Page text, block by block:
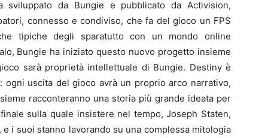
da Bungie e pubblicato da Activision,
connesso e condiviso, che fa del gioco un FPS
tipiche degli sparatutto con un mondo online
Bungie ha iniziato questo nuovo progetto insieme
sarà proprietà intellettuale di Bungie. Destiny è
ogni uscita del gioco avrà un proprio arco narrativo,
racconteranno una storia più grande ideata per
sulla quale insistere nel tempo, Joseph Staten,
i suoi stanno lavorando su una complessa mitologia